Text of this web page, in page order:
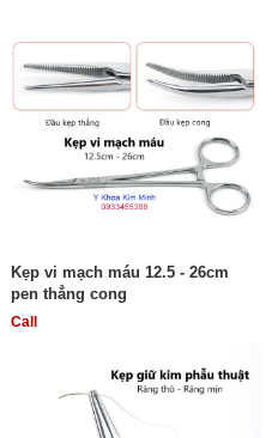
Kẹp vi mạch máu 12.5 - 26cm
pen thẳng cong
Call